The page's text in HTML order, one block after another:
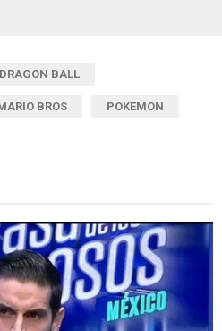
DRAGON BALL
BROS POKEMON